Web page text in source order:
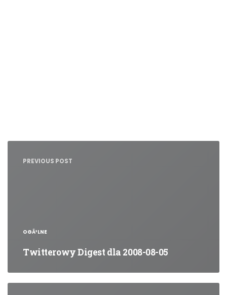
Nawigacja
PREVIOUS POST
OGÃ³LNE
Twitterowy Digest dla 2008-08-05